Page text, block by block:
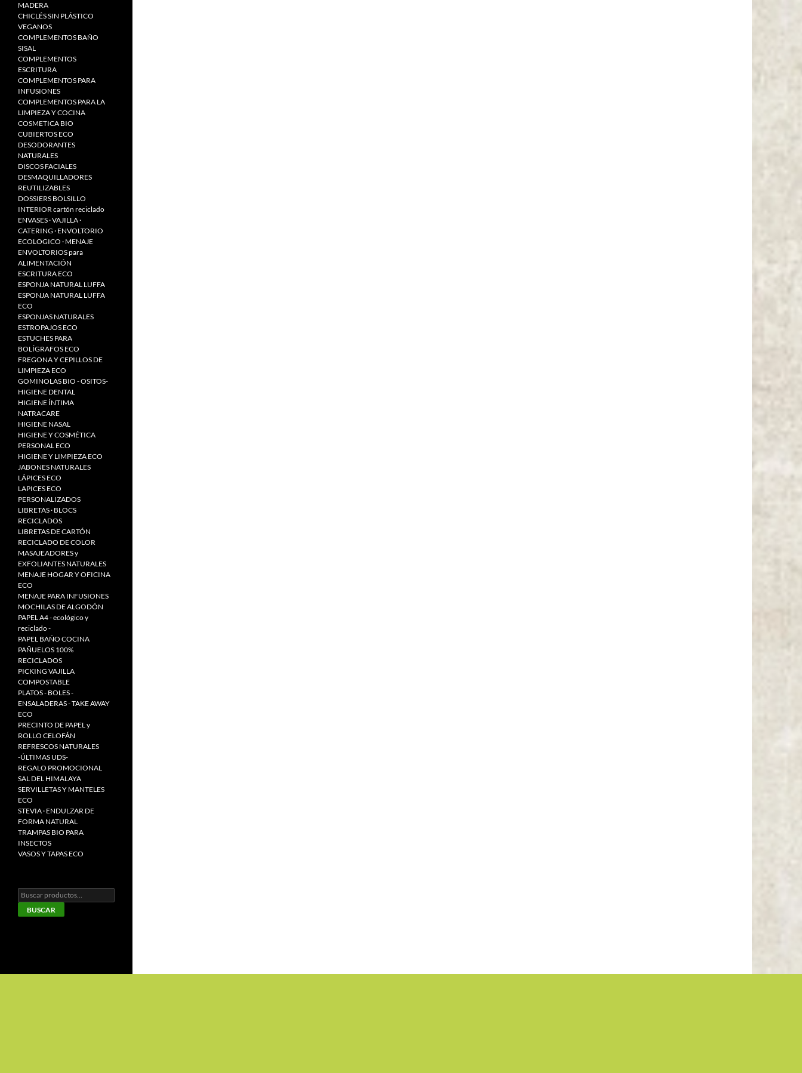
MADERA
CHICLÉS SIN PLÁSTICO
VEGANOS
COMPLEMENTOS BAÑO
SISAL
COMPLEMENTOS
ESCRITURA
COMPLEMENTOS PARA
INFUSIONES
COMPLEMENTOS PARA LA
LIMPIEZA Y COCINA
COSMETICA BIO
CUBIERTOS ECO
DESODORANTES
NATURALES
DISCOS FACIALES
DESMAQUILLADORES
REUTILIZABLES
DOSSIERS BOLSILLO
INTERIOR cartón reciclado
ENVASES · VAJILLA ·
CATERING · ENVOLTORIO
ECOLOGICO · MENAJE
ENVOLTORIOS para
ALIMENTACIÓN
ESCRITURA ECO
ESPONJA NATURAL LUFFA
ESPONJA NATURAL LUFFA
ECO
ESPONJAS NATURALES
ESTROPAJOS ECO
ESTUCHES PARA
BOLÍGRAFOS ECO
FREGONA Y CEPILLOS DE
LIMPIEZA ECO
GOMINOLAS BIO - OSITOS-
HIGIENE DENTAL
HIGIENE ÍNTIMA
NATRACARE
HIGIENE NASAL
HIGIENE Y COSMÉTICA
PERSONAL ECO
HIGIENE Y LIMPIEZA ECO
JABONES NATURALES
LÁPICES ECO
LAPICES ECO
PERSONALIZADOS
LIBRETAS · BLOCS
RECICLADOS
LIBRETAS DE CARTÓN
RECICLADO DE COLOR
MASAJEADORES y
EXFOLIANTES NATURALES
MENAJE HOGAR Y OFICINA
ECO
MENAJE PARA INFUSIONES
MOCHILAS DE ALGODÓN
PAPEL A4 - ecológico y
reciclado -
PAPEL BAÑO COCINA
PAÑUELOS 100%
RECICLADOS
PICKING VAJILLA
COMPOSTABLE
PLATOS - BOLES -
ENSALADERAS - TAKE AWAY
ECO
PRECINTO DE PAPEL y
ROLLO CELOFÁN
REFRESCOS NATURALES
-ÚLTIMAS UDS-
REGALO PROMOCIONAL
SAL DEL HIMALAYA
SERVILLETAS Y MANTELES
ECO
STEVIA · ENDULZAR DE
FORMA NATURAL
TRAMPAS BIO PARA
INSECTOS
VASOS Y TAPAS ECO
Buscar
por:
BUSCAR